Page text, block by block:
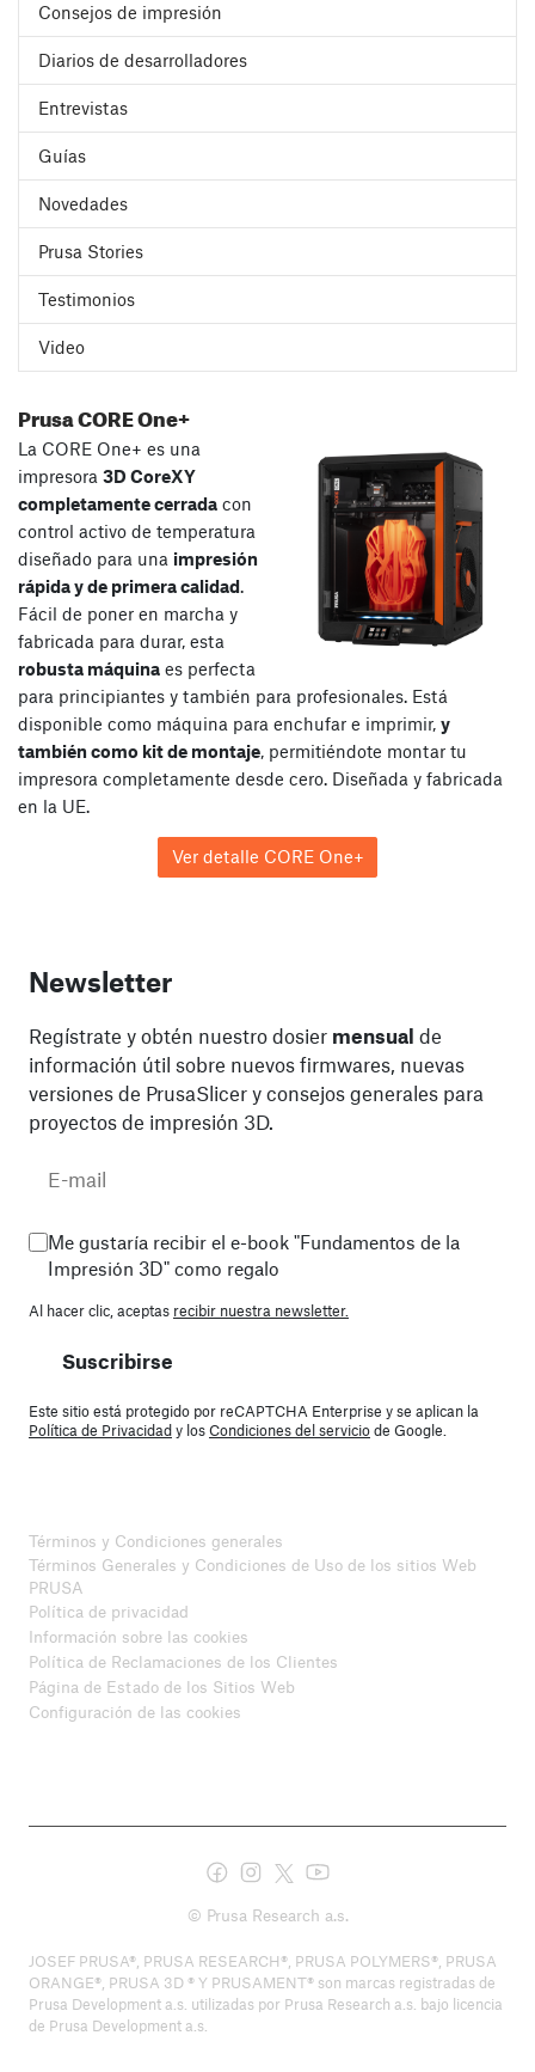
Consejos de impresión
Diarios de desarrolladores
Entrevistas
Guías
Novedades
Prusa Stories
Testimonios
Video
Prusa CORE One+
La CORE One+ es una
impresora 3D CoreXY
completamente cerrada con
control activo de temperatura
diseñado para una impresión
rápida y de primera calidad.
Fácil de poner en marcha y
fabricada para durar, esta
robusta máquina es perfecta
para principiantes y también para profesionales. Está
disponible como máquina para enchufar e imprimir, y
también como kit de montaje, permitiéndote montar tu
impresora completamente desde cero. Diseñada y fabricada
en la UE.
Ver detalle CORE One+
Newsletter
Regístrate y obtén nuestro dosier mensual de
información útil sobre nuevos firmwares, nuevas
versiones de PrusaSlicer y consejos generales para
proyectos de impresión 3D.
Me gustaría recibir el e-book "Fundamentos de la
Impresión 3D" como regalo
Al hacer clic, aceptas recibir nuestra newsletter.
Suscribirse
Este sitio está protegido por reCAPTCHA Enterprise y se aplican la
Política de Privacidady losCondiciones del serviciode Google.
Términos y Condiciones generales
Términos Generales y Condiciones de Uso de los sitios Web
PRUSA
Política de privacidad
Información sobre las cookies
Política de Reclamaciones de los Clientes
Página de Estado de los Sitios Web
Configuración de las cookies
© Prusa Research a.s.
JOSEF PRUSA®, PRUSA RESEARCH®, PRUSA POLYMERS®, PRUSA
ORANGE®, PRUSA 3D ® Y PRUSAMENT® son marcas registradas de
Prusa Development a.s. utilizadas por Prusa Research a.s. bajo licencia
de Prusa Development a.s.